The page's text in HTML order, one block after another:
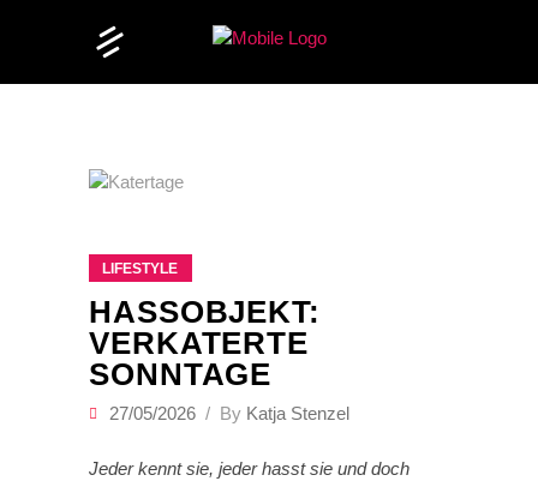
LIFESTYLE
HASSOBJEKT:
VERKATERTE
SONNTAGE
27/05/2026 By Katja Stenzel
Jeder kennt sie, jeder hasst sie und doch